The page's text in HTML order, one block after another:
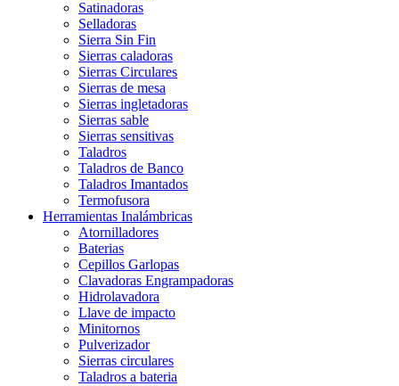
Satinadoras
Selladoras
Sierra Sin Fin
Sierras caladoras
Sierras Circulares
Sierras de mesa
Sierras ingletadoras
Sierras sable
Sierras sensitivas
Taladros
Taladros de Banco
Taladros Imantados
Termofusora
Herramientas Inalámbricas
Atornilladores
Baterias
Cepillos Garlopas
Clavadoras Engrampadoras
Hidrolavadora
Llave de impacto
Minitornos
Pulverizador
Sierras circulares
Taladros a bateria